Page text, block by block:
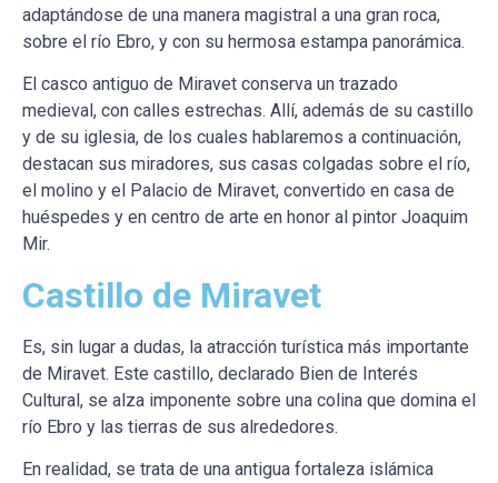
adaptándose de una manera magistral a una gran roca,
sobre el río Ebro, y con su hermosa estampa panorámica.
El casco antiguo de Miravet conserva un trazado
medieval, con calles estrechas. Allí, además de su castillo
y de su iglesia, de los cuales hablaremos a continuación,
destacan sus miradores, sus casas colgadas sobre el río,
el molino y el Palacio de Miravet, convertido en casa de
huéspedes y en centro de arte en honor al pintor Joaquim
Mir.
Castillo de Miravet
Es, sin lugar a dudas, la atracción turística más importante
de Miravet. Este castillo, declarado Bien de Interés
Cultural, se alza imponente sobre una colina que domina el
río Ebro y las tierras de sus alrededores.
En realidad, se trata de una antigua fortaleza islámica